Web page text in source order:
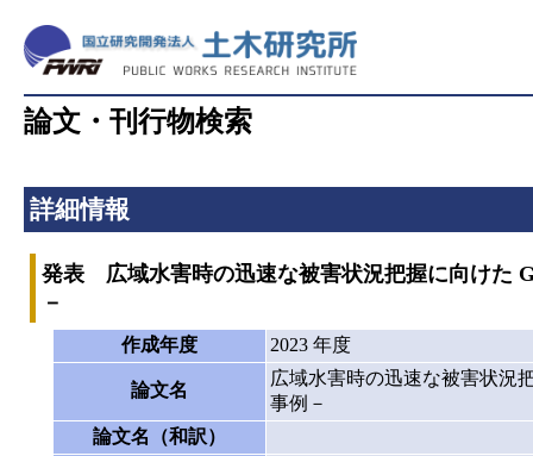
論文・刊行物検索
詳細情報
発表 広域水害時の迅速な被害状況把握に向けた
－
作成年度 2023 年度
論文名
広域水害時の迅速な被害状況
事例－
論文名（和訳）